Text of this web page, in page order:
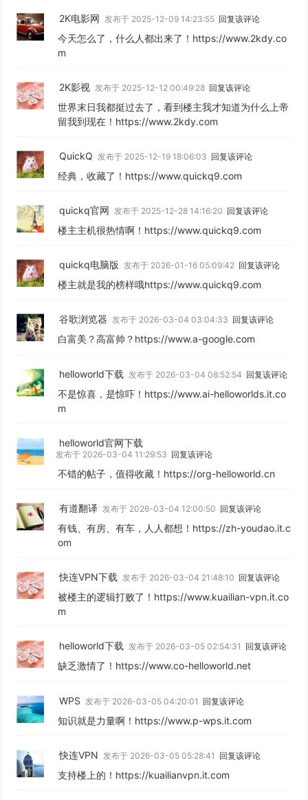
2K电影网 发布于 2025-12-09 14:23:55 回复该评论
今天怎么了，什么人都出来了！https://www.2kdy.co
m
2K影视 发布于 2025-12-12 00:49:28 回复该评论
世界末日我都挺过去了，看到楼主我才知道为什么上帝
留我到现在！https://www.2kdy.com
QuickQ 发布于 2025-12-19 18:06:03 回复该评论
经典，收藏了！https://www.quickq9.com
quickq官网 发布于 2025-12-28 14:16:20 回复该评论
楼主主机很热情啊！https://www.quickq9.com
quickq电脑版 发布于 2026-01-16 05:09:42 回复该评论
楼主就是我的榜样哦https://www.quickq9.com
谷歌浏览器 发布于 2026-03-04 03:04:33 回复该评论
白富美？高富帅？https://www.a-google.com
helloworld下载 发布于 2026-03-04 08:52:54 回复该评论
不是惊喜，是惊吓！https://www.ai-helloworlds.it.co
m
helloworld官网下载
发布于 2026-03-04 11:29:53 回复该评论
不错的帖子，值得收藏！https://org-helloworld.cn
有道翻译 发布于 2026-03-04 12:00:50 回复该评论
有钱、有房、有车，人人都想！https://zh-youdao.it.c
om
快连VPN下载 发布于 2026-03-04 21:48:10 回复该评论
被楼主的逻辑打败了！https://www.kuailian-vpn.it.co
m
helloworld下载 发布于 2026-03-05 02:54:31 回复该评论
缺乏激情了！https://www.co-helloworld.net
WPS 发布于 2026-03-05 04:20:01 回复该评论
知识就是力量啊！https://www.p-wps.it.com
快连VPN 发布于 2026-03-05 05:28:41 回复该评论
支持楼上的！https://kuailianvpn.it.com